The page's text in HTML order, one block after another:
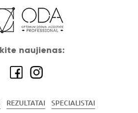
naujienas:
REZULTATAI
SPECIALISTAI